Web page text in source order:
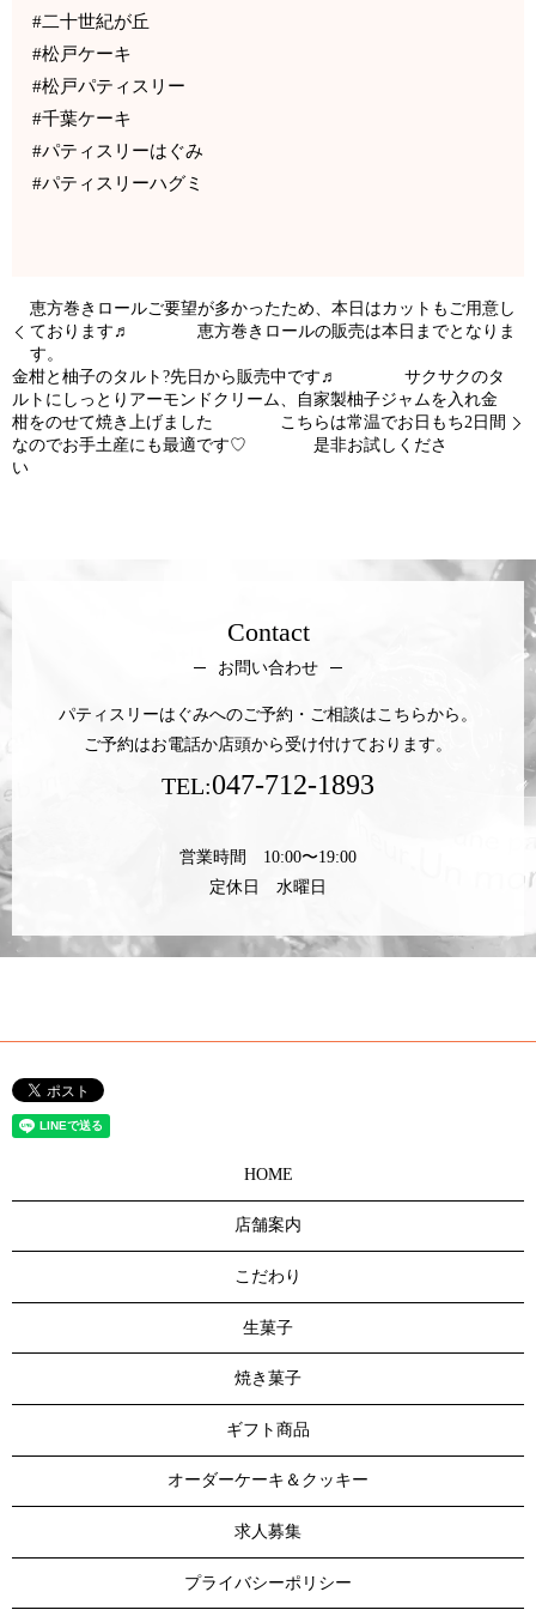
#二十世紀が丘
#松戸ケーキ
#松戸パティスリー
#千葉ケーキ
#パティスリーはぐみ
#パティスリーハグミ
恵方巻きロールご要望が多かったため、本日はカットもご用意し
ております♬ 恵方巻きロールの販売は本日までとなりま
す。
金柑と柚子のタルト?先日から販売中です♬ サクサクのタ
ルトにしっとりアーモンドクリーム、自家製柚子ジャムを入れ金
柑をのせて焼き上げました こちらは常温でお日もち2日間
なのでお手土産にも最適です♡ 是非お試しくださ
い
Contact
お問い合わせ
パティスリーはぐみへのご予約・ご相談はこちらから。
ご予約はお電話か店頭から受け付けております。
TEL:047-712-1893
営業時間 10:00〜19:00
定休日 水曜日
HOME
店舗案内
こだわり
生菓子
焼き菓子
ギフト商品
オーダーケーキ＆クッキー
求人募集
プライバシーポリシー